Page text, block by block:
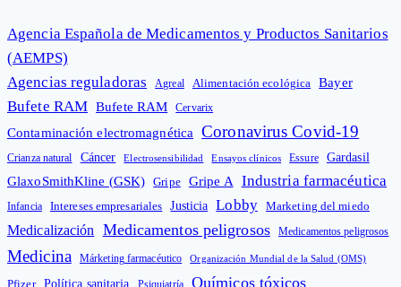
Agencia Española de Medicamentos y Productos Sanitarios
(AEMPS)
Agencias reguladoras
Agreal Alimentación ecológica Bayer
Bufete RAM Bufete RAM Cervarix
Contaminación electromagnética Coronavirus Covid-19
Crianza natural Cáncer Electrosensibilidad Ensayos clínicos Essure Gardasil
GlaxoSmithKline (GSK) Gripe Gripe A Industria farmacéutica
Infancia Intereses empresariales Justicia Lobby Marketing del miedo
Medicalización Medicamentos peligrosos Medicamentos peligrosos
Medicina Márketing farmacéutico Organización Mundial de la Salud (OMS)
Pfizer Política sanitaria Psiquiatría Químicos tóxicos